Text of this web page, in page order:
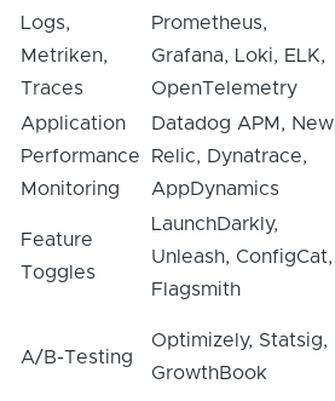
Logs,
Metriken,
Traces
Prometheus,
Grafana, Loki, ELK,
OpenTelemetry
Application
Performance
Monitoring
Datadog APM, New
Relic, Dynatrace,
AppDynamics
Feature
Toggles
LaunchDarkly,
Unleash, ConfigCat,
Flagsmith
A/B-Testing
Optimizely, Statsig,
GrowthBook